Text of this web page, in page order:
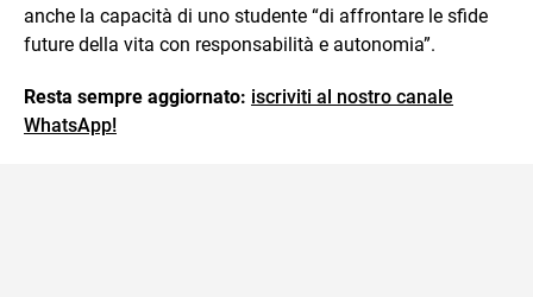
anche la capacità di uno studente “di affrontare le sfide
future della vita con responsabilità e autonomia”.
Resta sempre aggiornato: iscriviti al nostro canale
WhatsApp!